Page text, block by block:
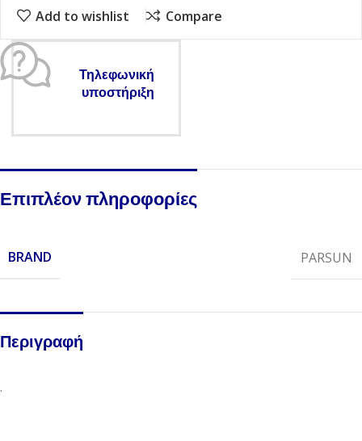
Add to wishlist Compare
Τηλεφωνική
υποστήριξη
Επιπλέον πληροφορίες
BRAND PARSUN
Περιγραφή
.